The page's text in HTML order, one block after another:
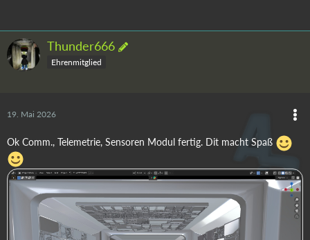
Thunder666
Ehrenmitglied
19. Mai 2026
Ok Comm., Telemetrie, Sensoren Modul fertig. Dit macht Spaß